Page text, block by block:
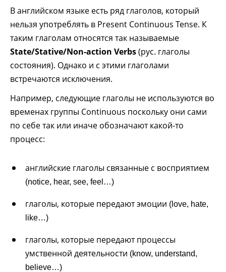
В английском языке есть ряд глаголов, который
нельзя употреблять в Present Continuous Tense. К
таким глаголам относятся так называемые
State/Stative/Non-action Verbs(рус. глаголы
состояния). Однако и с этими глаголами
встречаются исключения.
Например, следующие глаголы не используются во
временах группы Continuous поскольку они сами
по себе так или иначе обозначают какой-то
процесс:
английские глаголы связанные с восприятием
(notice, hear, see, feel…)
глаголы, которые передают эмоции (love, hate,
like…)
глаголы, которые передают процессы
умственной деятельности (know, understand,
believe…)